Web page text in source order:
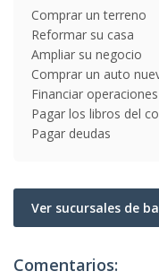
Comprar un terreno
Reformar su casa
Ampliar su negocio
Comprar un auto
Financiar
Pagar los libros del
Pagar deudas
Ver sucursales de
Comentarios: